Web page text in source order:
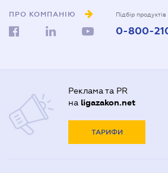
ПРО КОМПАНІЮ Підбір
0-800-
Реклама та PR
на ligazakon.net
ТАРИФИ